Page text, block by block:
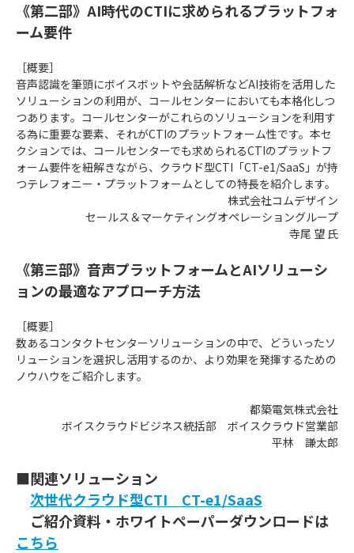
《第二部》AI時代のCTIに求められるプラットフォ
ーム要件
［概要］
音声認識を筆頭にボイスボットや会話解析などAI技術を活用した
ソリューションの利用が、コールセンターにおいても本格化しつ
つあります。コールセンターがこれらのソリューションを利用す
る為に重要な要素、それがCTIのプラットフォーム性です。本セ
クションでは、コールセンターでも求められるCTIのプラットフ
ォーム要件を紐解きながら、クラウド型CTI「CT-e1/SaaS」が持
つテレフォニー・プラットフォームとしての特長を紹介します。
株式会社コムデザイン
セールス＆マーケティングオペレーショングループ
寺尾 望 氏
《第三部》音声プラットフォームとAIソリューシ
ョンの最適なアプローチ方法
［概要］
数あるコンタクトセンターソリューションの中で、どういったソ
リューションを選択し活用するのか、より効果を発揮するための
ノウハウをご紹介します。
都築電気株式会社
ボイスクラウドビジネス統括部 ボイスクラウド営業部
平林 謙太郎
■関連ソリューション
次世代クラウド型CTI CT-e1/SaaS
ご紹介資料・ホワイトペーパーダウンロードは
こちら